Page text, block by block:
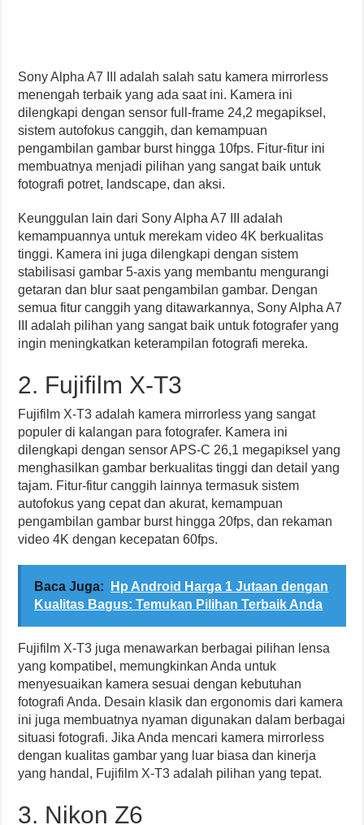
Sony Alpha A7 III adalah salah satu kamera mirrorless
menengah terbaik yang ada saat ini. Kamera ini
dilengkapi dengan sensor full-frame 24,2 megapiksel,
sistem autofokus canggih, dan kemampuan
pengambilan gambar burst hingga 10fps. Fitur-fitur ini
membuatnya menjadi pilihan yang sangat baik untuk
fotografi potret, landscape, dan aksi.
Keunggulan lain dari Sony Alpha A7 III adalah
kemampuannya untuk merekam video 4K berkualitas
tinggi. Kamera ini juga dilengkapi dengan sistem
stabilisasi gambar 5-axis yang membantu mengurangi
getaran dan blur saat pengambilan gambar. Dengan
semua fitur canggih yang ditawarkannya, Sony Alpha A7
III adalah pilihan yang sangat baik untuk fotografer yang
ingin meningkatkan keterampilan fotografi mereka.
2. Fujifilm X-T3
Fujifilm X-T3 adalah kamera mirrorless yang sangat
populer di kalangan para fotografer. Kamera ini
dilengkapi dengan sensor APS-C 26,1 megapiksel yang
menghasilkan gambar berkualitas tinggi dan detail yang
tajam. Fitur-fitur canggih lainnya termasuk sistem
autofokus yang cepat dan akurat, kemampuan
pengambilan gambar burst hingga 20fps, dan rekaman
video 4K dengan kecepatan 60fps.
Baca Juga:
Hp Android Harga 1 Jutaan dengan
Kualitas Bagus: Temukan Pilihan Terbaik Anda
Fujifilm X-T3 juga menawarkan berbagai pilihan lensa
yang kompatibel, memungkinkan Anda untuk
menyesuaikan kamera sesuai dengan kebutuhan
fotografi Anda. Desain klasik dan ergonomis dari kamera
ini juga membuatnya nyaman digunakan dalam berbagai
situasi fotografi. Jika Anda mencari kamera mirrorless
dengan kualitas gambar yang luar biasa dan kinerja
yang handal, Fujifilm X-T3 adalah pilihan yang tepat.
3. Nikon Z6